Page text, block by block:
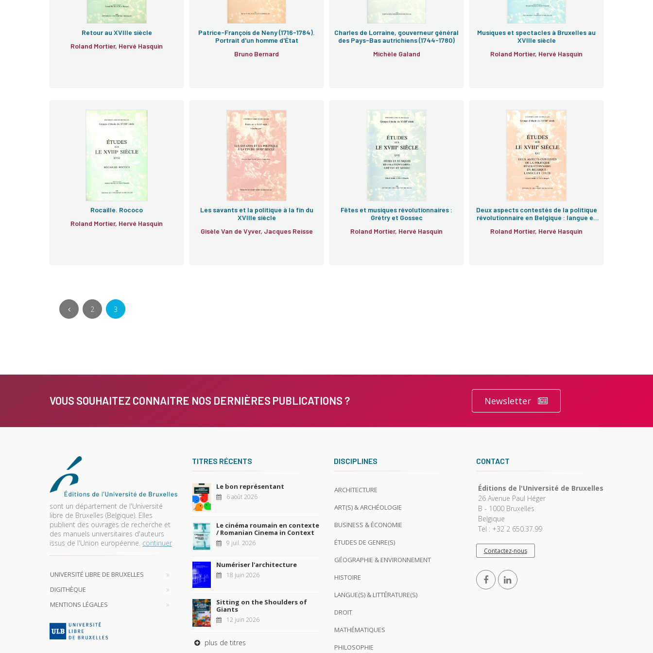
Retour au XVIIIe siècle
Roland Mortier, Hervé Hasquin
Patrice-François de Neny (1716-1784).
Portrait d'un homme d'État
Bruno Bernard
Charles de Lorraine, gouverneur général
des Pays-Bas autrichiens (1744-1780)
Michèle Galand
Musiques et spectacles à Bruxelles au
XVIIIe siècle
Roland Mortier, Hervé Hasquin
Rocaille. Rococo
Roland Mortier, Hervé Hasquin
Les savants et la politique à la fin du
XVIIIe siècle
Gisèle Van de Vyver, Jacques Reisse
Fêtes et musiques révolutionnaires :
Grétry et Gossec
Roland Mortier, Hervé Hasquin
Deux aspects contestés de la politique
révolutionnaire en Belgique : langue et
Roland Mortier, Hervé Hasquin
2 3
VOUS SOUHAITEZ CONNAITRE NOS DERNIÈRES PUBLICATIONS ? Newsletter
sont un département de l'Université
libre de Bruxelles (Belgique). Elles
publient des ouvrages de recherche et
des manuels universitaires d'auteurs
issus de l'Union européenne. continuer
UNIVERSITÉ LIBRE DE BRUXELLES
DIGITHÈQUE
MENTIONS LÉGALES
TITRES RÉCENTS
Le bon représentant
6 août 2026
Le cinéma roumain en contexte
/ Romanian Cinema in Context
9 juil. 2026
Numériser l'architecture
18 juin 2026
Sitting on the Shoulders of
Giants
12 juin 2026
plus de titres
DISCIPLINES
ARCHITECTURE
ART(S) & ARCHÉOLOGIE
BUSINESS & ÉCONOMIE
ÉTUDES DE GENRE(S)
GÉOGRAPHIE & ENVIRONNEMENT
HISTOIRE
LANGUE(S) & LITTÉRATURE(S)
DROIT
MATHÉMATIQUES
PHILOSOPHIE
CONTACT
Éditions de l'Université de Bruxelles
26 Avenue Paul Héger
B - 1000 Bruxelles
Belgique
Tel : +32 2 650.37.99
Contactez-nous